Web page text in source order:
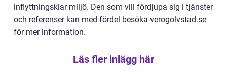
inflyttningsklar miljö. Den som vill fördjupa sig i tjänster
och referenser kan med fördel besöka verogolvstad.se
för mer information.
Läs fler inlägg här